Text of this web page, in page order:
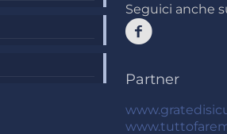
Seguici anche
Partner